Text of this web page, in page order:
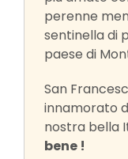
perenne
sentinella di
paese di
San
innamorato
nostra bella
bene !